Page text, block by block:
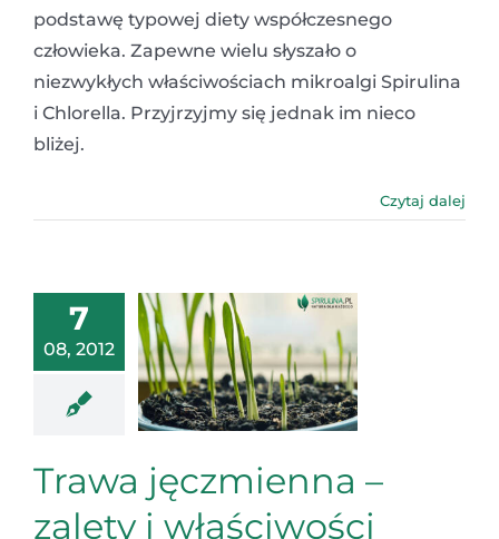
podstawę typowej diety współczesnego
człowieka. Zapewne wielu słyszało o
niezwykłych właściwościach mikroalgi Spirulina
i Chlorella. Przyjrzyjmy się jednak im nieco
bliżej.
Czytaj dalej
7
08, 2012
Trawa jęczmienna –
zalety i właściwości